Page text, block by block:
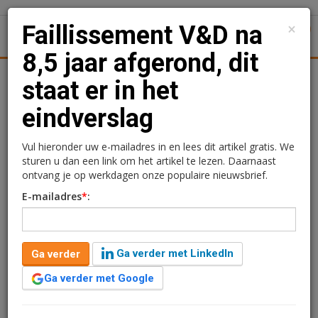
Kantoren Logistiek Juridisch | Fiscaal
Faillissement V&D na 8,5
jaar afgerond, dit staat er
in het eindverslag
Het faillissement van warenhuisketen V&D is na 8,5 jaar
afgerond. De curatoren hebben hun negentiende en
laatste verslag gepubliceerd. De uiteindelijke schuld van
×
Faillissement V&D na
8,5 jaar afgerond, dit
staat er in het
eindverslag
Vul hieronder uw e-mailadres in en lees dit artikel gratis. We
sturen u dan een link om het artikel te lezen. Daarnaast
ontvang je op werkdagen onze populaire nieuwsbrief.
E-mailadres*:
Ga verder
Ga verder met LinkedIn
Ga verder met Google